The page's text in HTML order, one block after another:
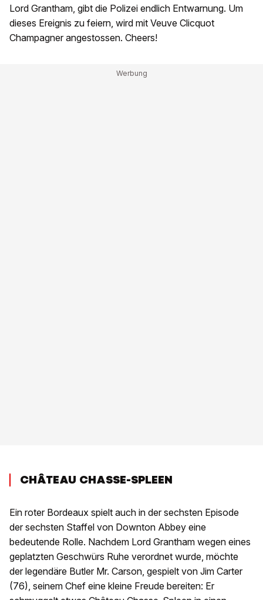
Lord Grantham, gibt die Polizei endlich Entwarnung. Um
dieses Ereignis zu feiern, wird mit Veuve Clicquot
Champagner angestossen. Cheers!
CHÂTEAU CHASSE-SPLEEN
Ein roter Bordeaux spielt auch in der sechsten Episode
der sechsten Staffel von Downton Abbey eine
bedeutende Rolle. Nachdem Lord Grantham wegen eines
geplatzten Geschwürs Ruhe verordnet wurde, möchte
der legendäre Butler Mr. Carson, gespielt von Jim Carter
(76), seinem Chef eine kleine Freude bereiten: Er